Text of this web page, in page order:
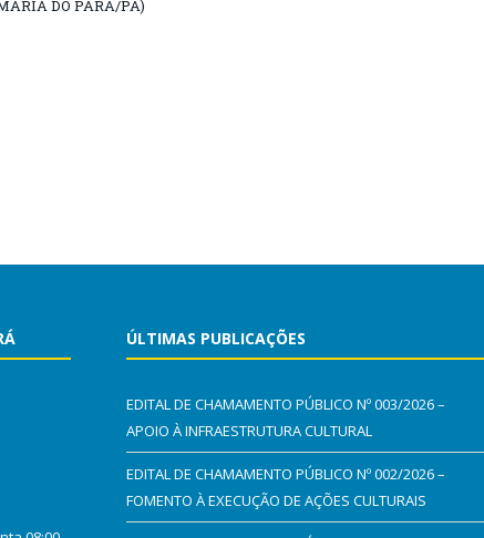
DO PARÁ/PA)
ÚLTIMAS PUBLICAÇÕES
EDITAL DE CHAMAMENTO PÚBLICO Nº 003/2026 –
APOIO À INFRAESTRUTURA CULTURAL
EDITAL DE CHAMAMENTO PÚBLICO Nº 002/2026 –
FOMENTO À EXECUÇÃO DE AÇÕES CULTURAIS